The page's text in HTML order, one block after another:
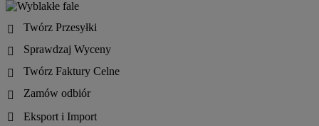

Twórz Przesyłki

Sprawdzaj Wyceny

Twórz Faktury Celne

Zamów odbiór

Eksport i Import